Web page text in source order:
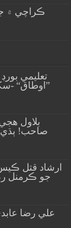
تعليمي
”اوطاق“ -
بلاول
صاحب! ٻڌي
ارشاد قتل
جو ڪرمنل
علي رضا